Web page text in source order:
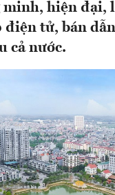
minh, hiện đại,
điện tử, bán
cả nước.